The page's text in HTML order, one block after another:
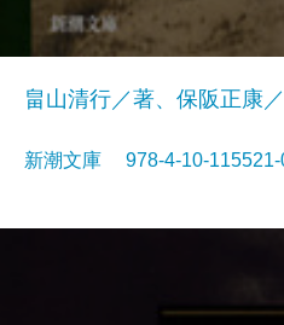
畠山清行／著、保阪正康
新潮文庫 978-4-10-